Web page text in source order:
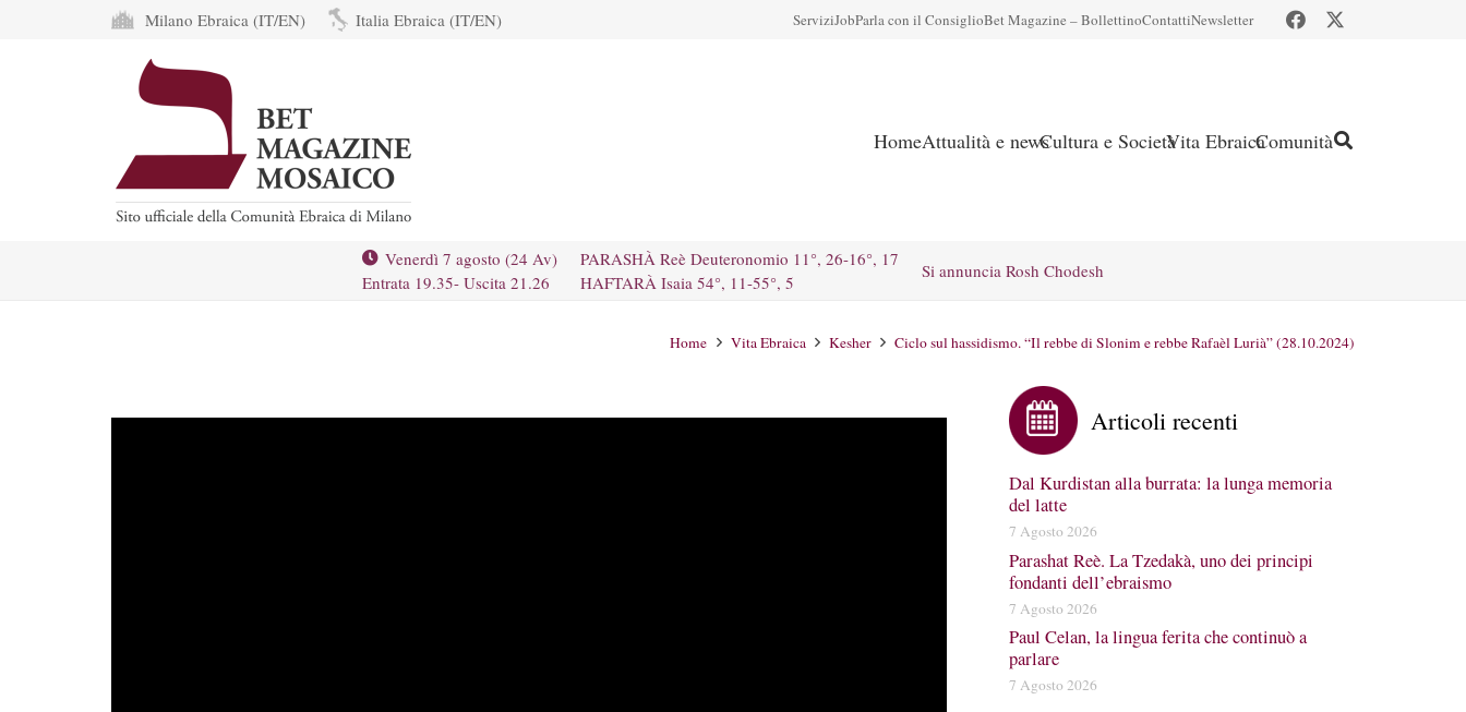
Milano Ebraica (IT/EN) Italia Ebraica (IT/EN) ServiziJobParla con il ConsiglioBet Magazine – BollettinoContattiNewsletter
HomeAttualità e newsCultura e SocietàVita EbraicaComunità
Venerdì 7 agosto (24 Av)
Entrata 19.35- Uscita 21.26
PARASHÀ Reè Deuteronomio 11°, 26-16°, 17
HAFTARÀ Isaia 54°, 11-55°, 5
Si annuncia Rosh Chodesh
Home Vita Ebraica Kesher Ciclo sul hassidismo. “Il rebbe di Slonim e rebbe Rafaèl Lurià” (28.10.2024)
Articoli recenti
Dal Kurdistan alla burrata: la lunga memoria
del latte
7 Agosto 2026
Parashat Reè. La Tzedakà, uno dei principi
fondanti dell’ebraismo
7 Agosto 2026
Paul Celan, la lingua ferita che continuò a
parlare
7 Agosto 2026